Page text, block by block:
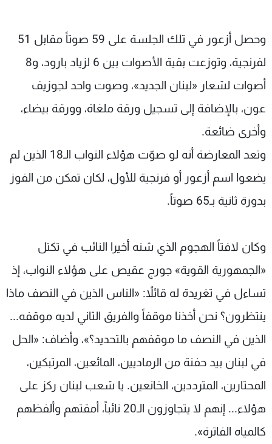
وحصل أزعور في تلك الجلسة على 59 صوتاً مقابل 51
لفرنجية، وتوزعت بقية الأصوات بين 6 لزياد بارود، و8
أصوات لشعار «لبنان الجديد»، وصوت واحد لجوزيف
عون، بالإضافة إلى تسجيل ورقة ملغاة، وورقة بيضاء،
وأخرى ضائعة.
وتعد المعارضة أنه لو صوّت هؤلاء النواب الـ18 الذين لم
يضعوا اسم أزعور أو فرنجية للأول، لكان تمكن من الفوز
بدورة ثانية بـ65 صوتاً.
وكان لافتاً الهجوم الذي شنه أخيرا النائب في تكتل
«الجمهورية القوية» جورج عقيص على هؤلاء النواب، إذ
تساءل في تغريدة له قائلاً: «الناس الذين في النصف ماذا
ينتظرون؟ نحن أخذنا موقفاً والفريق الثاني لديه موقفه...
الذين في النصف ما موقفهم بالتحديد؟»، وأضاف: «الحل
في لبنان بيد حفنة من الرماديين، المائعين، المرتبكين،
المحتارين، المترددين، الخانعين. يا شعب لبنان ركز على
هؤلاء... إنهم لا يتجاوزون الـ20 نائباً، أمقتهم وألفظهم
كالمياه الفاترة».